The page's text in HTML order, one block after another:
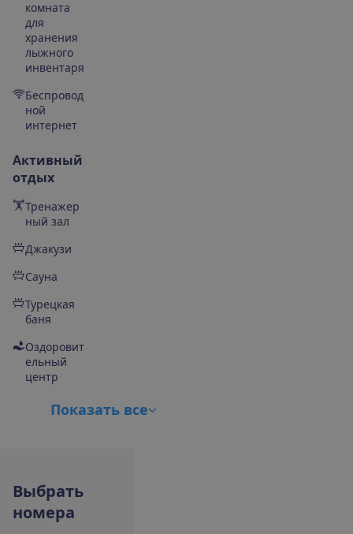
комната
для
хранения
лыжного
инвентаря
Беспровод
ной
интернет
Активный
отдых
Тренажер
ный зал
Джакузи
Сауна
Турецкая
баня
Оздоровит
ельный
центр
Показать все
Выбрать
номера